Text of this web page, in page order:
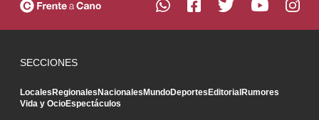
SECCIONES
LocalesRegionalesNacionalesMundoDeportesEditorialRumores
Vida y OcioEspectáculos